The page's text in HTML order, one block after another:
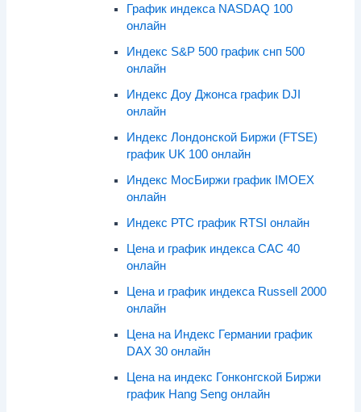
График индекса NASDAQ 100
онлайн
Индекс S&P 500 график снп 500
онлайн
Индекс Доу Джонса график DJI
онлайн
Индекс Лондонской Биржи (FTSE)
график UK 100 онлайн
Индекс МосБиржи график IMOEX
онлайн
Индекс РТС график RTSI онлайн
Цена и график индекса CAC 40
онлайн
Цена и график индекса Russell 2000
онлайн
Цена на Индекс Германии график
DAX 30 онлайн
Цена на индекс Гонконгской Биржи
график Hang Seng онлайн